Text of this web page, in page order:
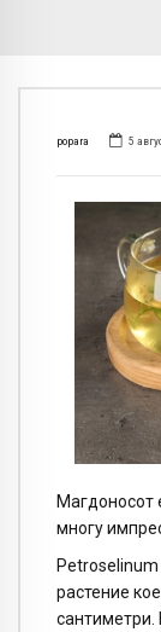
popara 5
Магдоносот
многу
растение
сантиметри.